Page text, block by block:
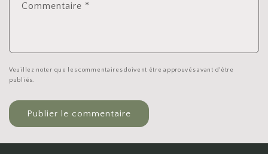
Commentaire *
Veuillez noter que les commentaires doivent être approuvés avant d'être
publiés.